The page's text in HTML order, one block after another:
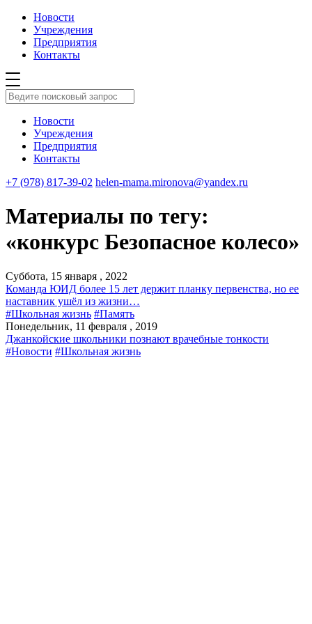
Новости
Учреждения
Предприятия
Контакты
Новости
Учреждения
Предприятия
Контакты
+7 (978) 817-39-02 helen-mama.mironova@yandex.ru
Материалы по тегу:
«конкурс Безопасное колесо»
Суббота, 15 января , 2022
Команда ЮИД более 15 лет держит планку первенства, но ее
наставник ушёл из жизни…
#Школьная жизнь #Память
Понедельник, 11 февраля , 2019
Джанкойские школьники познают врачебные тонкости
#Новости #Школьная жизнь